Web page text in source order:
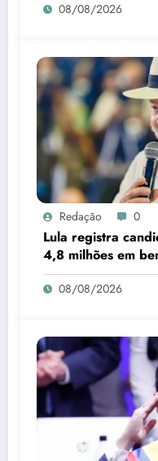
08/08/2026
Redação 0
Lula registra
4,8 milhões em
08/08/2026